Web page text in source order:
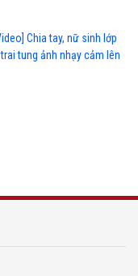
Chia tay, nữ sinh lớp
tung ảnh nhạy cảm lên